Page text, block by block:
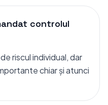
controlul
riscul individual, dar
chiar și atunci